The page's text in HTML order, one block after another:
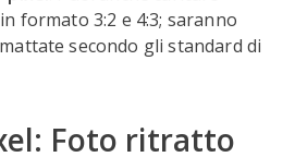
formato 3:2 e 4:3; saranno
secondo gli standard di
Foto ritratto